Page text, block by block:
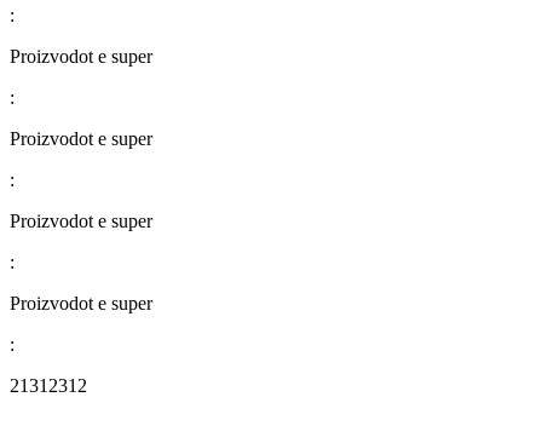
:
Proizvodot e super
:
Proizvodot e super
:
Proizvodot e super
:
Proizvodot e super
:
21312312